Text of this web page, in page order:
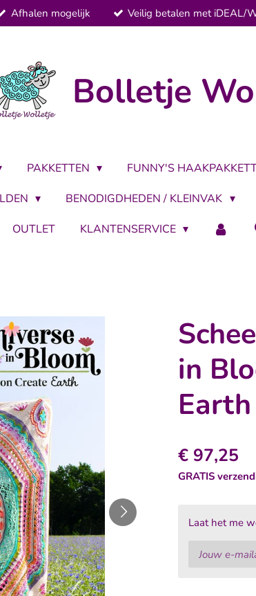
Afhalen mogelijk Veilig betalen met iDEAL/
Bolletje
PAKKETTEN FUNNY'S
BENODIGDHEDEN / KLEINVAK
OUTLET
KLANTENSERVICE
in
Earth
€ 97,25
GRATIS
Laat het me